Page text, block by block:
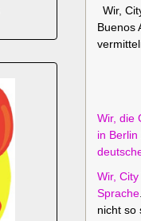
Wir,
Buenos
in
Wir, die
in
Wir,
Sprache.
nicht so